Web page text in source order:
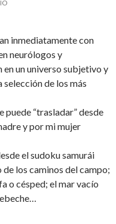
inmediatamente con
neurólogos y
en un universo subjetivo y
de los más
puede “trasladar” desde
y por mi mujer
el sudoku samurái
los caminos del campo;
o césped; el mar vacío